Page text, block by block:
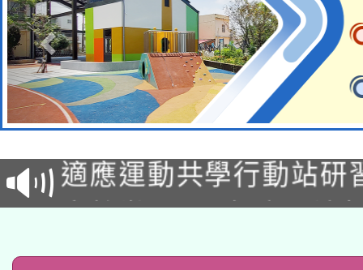
本校115學年度第2次
招甄選結果公告(無人
招)
適應運動共學行動站研
本館辦理115年度閱讀
暨閱讀推動專業研習